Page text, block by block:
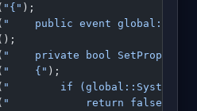
"{" );
"    public event
"    private bool
"    {" );
"        if
"            return false;"